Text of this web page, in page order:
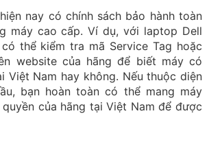
nay có chính sách bảo hành toàn
máy cao cấp. Ví dụ, với laptop Dell
thể kiểm tra mã Service Tag hoặc
website của hãng để biết máy có
Việt Nam hay không. Nếu thuộc diện
bạn hoàn toàn có thể mang máy
của hãng tại Việt Nam để được